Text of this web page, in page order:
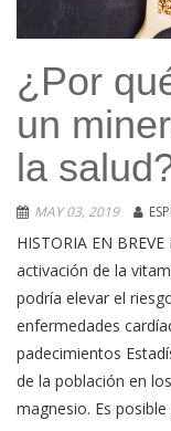
¿Por
un
la
MAY 03, 2019
HISTORIA EN
activación de la
podría elevar el
enfermedades
padecimientos
de la población en
magnesio. Es